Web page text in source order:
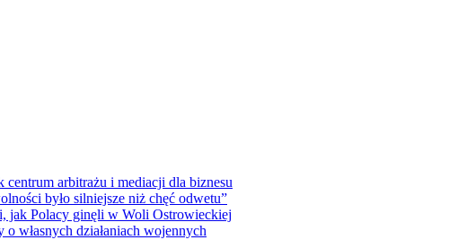
arbitrażu i mediacji dla biznesu
było silniejsze niż chęć odwetu”
jak Polacy ginęli w Woli Ostrowieckiej
własnych działaniach wojennych